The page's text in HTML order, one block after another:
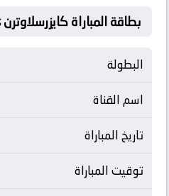
بطاقة المباراة كايزرسلاوترن Vs روما
البطولة
اسم القناة
تاريخ المباراة
توقيت المباراة